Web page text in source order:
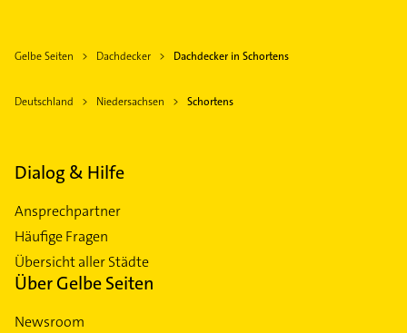
Gelbe Seiten Dachdecker Dachdecker in Schortens
Deutschland Niedersachsen Schortens
Dialog & Hilfe
Ansprechpartner
Häufige Fragen
Übersicht aller Städte
Über Gelbe Seiten
Newsroom